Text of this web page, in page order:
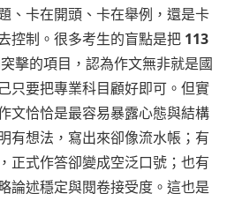
、卡在開頭、卡在舉例，還是卡
控制。很多考生的盲點是把 113
擊的項目，認為作文無非就是國
只要把專業科目顧好即可。但實
文恰恰是最容易暴露心態與結構
有想法，寫出來卻像流水帳；有
正式作答卻變成空泛口號；也有
論述穩定與閱卷接受度。這也是